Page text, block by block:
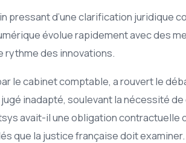
pressant d’une clarification
évolue rapidement avec des
rythme des innovations.
le cabinet comptable, a rouvert le
inadapté, soulevant la nécessité
avait-il une obligation contractuelle
que la justice française doit examiner.